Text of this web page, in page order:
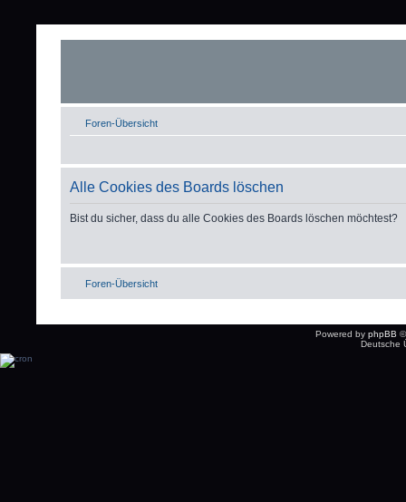
Foren-Übersicht
Alle Cookies des Boards löschen
Bist du sicher, dass du alle Cookies des Boards löschen möchtest?
Foren-Übersicht
Powered by phpBB
Deutsche